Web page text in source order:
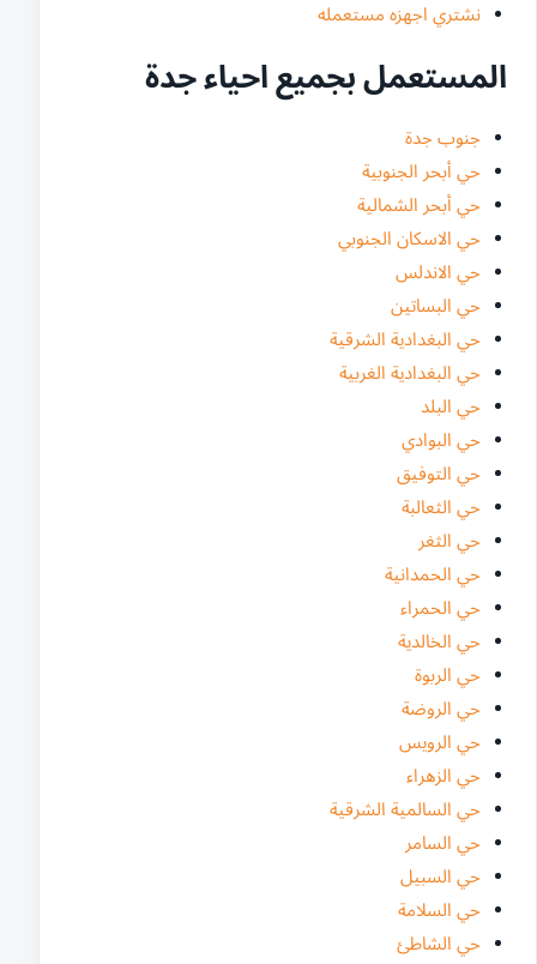
نشتري اجهزه مستعمله
المستعمل بجميع احياء جدة
جنوب جدة
حي أبحر الجنوبية
حي أبحر الشمالية
حي الاسكان الجنوبي
حي الاندلس
حي البساتين
حي البغدادية الشرقية
حي البغدادية الغربية
حي البلد
حي البوادي
حي التوفيق
حي الثعالبة
حي الثغر
حي الحمدانية
حي الحمراء
حي الخالدية
حي الربوة
حي الروضة
حي الرويس
حي الزهراء
حي السالمية الشرقية
حي السامر
حي السبيل
حي السلامة
حي الشاطئ